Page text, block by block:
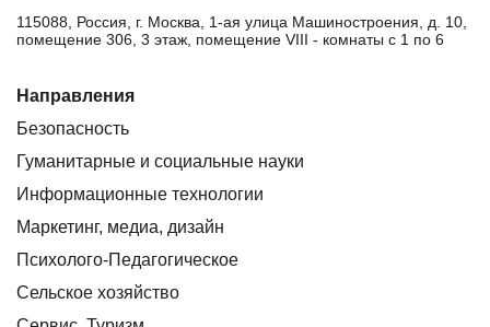
115088, Россия, г. Москва, 1-ая улица Машиностроения, д. 10,
помещение 306, 3 этаж, помещение VIII - комнаты с 1 по 6
Направления
Безопасность
Гуманитарные и социальные науки
Информационные технологии
Маркетинг, медиа, дизайн
Психолого-Педагогическое
Сельское хозяйство